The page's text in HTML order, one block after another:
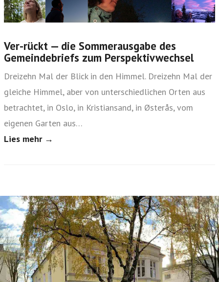
Ver-rückt — die Sommerausgabe des
Gemeindebriefs zum Perspektivwechsel
Dreizehn Mal der Blick in den Himmel. Dreizehn Mal der
gleiche Himmel, aber von unterschiedlichen Orten aus
betrachtet, in Oslo, in Kristiansand, in Østerås, vom
eigenen Garten aus…
Lies mehr →